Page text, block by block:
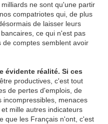
ne sont qu'une partir
compatriotes qui, de plus
de laisser leurs
ce qui n'est pas
comptes semblent avoir
évidente réalité. Si ces
productives, c'est tout
de pertes d'emplois, de
incompressibles, menaces
mille autres indicateurs
que les Français n'ont, c'est